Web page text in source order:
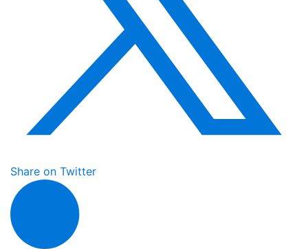
Share on Twitter